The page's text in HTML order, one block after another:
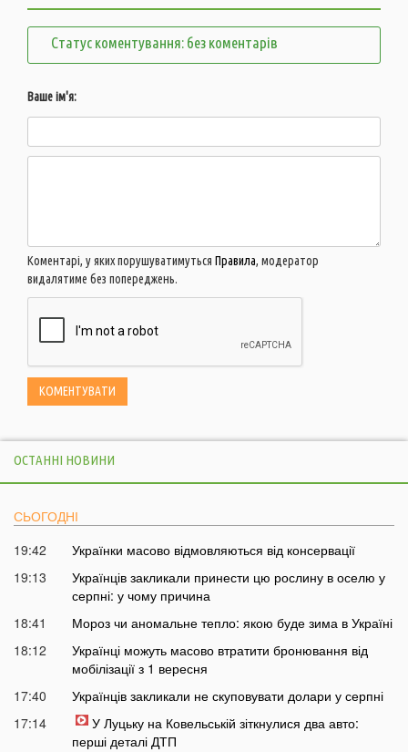
Статус коментування: без коментарів
Ваше ім'я:
Коментарі, у яких порушуватимуться Правила, модератор
видалятиме без попереджень.
ОСТАННІ НОВИНИ
СЬОГОДНІ
19:42
Українки масово відмовляються від консервації
19:13
Українців закликали принести цю рослину в оселю у
серпні: у чому причина
18:41
Мороз чи аномальне тепло: якою буде зима в Україні
18:12
Українці можуть масово втратити бронювання від
мобілізації з 1 вересня
17:40
Українців закликали не скуповувати долари у серпні
17:14
У Луцьку на Ковельській зіткнулися два авто:
перші деталі ДТП